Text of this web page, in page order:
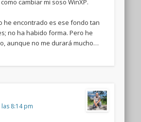
cambiar mi soso WinXP.
he encontrado es ese fondo tan
no ha habido forma. Pero he
aunque no me durará mucho…
8:14 pm